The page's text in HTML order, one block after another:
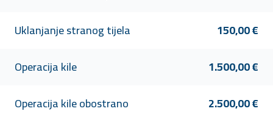
Uklanjanje stranog tijela
150,00 €
Operacija kile
1.500,00 €
Operacija kile obostrano
2.500,00 €